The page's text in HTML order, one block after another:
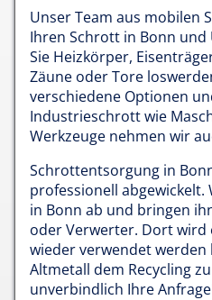
Unser Team aus mobilen
Ihren Schrott in Bonn und
Sie Heizkörper,
Zäune oder Tore
verschiedene Optionen
Industrieschrott wie
Werkzeuge nehmen wir
Schrottentsorgung in
professionell
in Bonn ab und bringen
oder Verwerter. Dort wird
wieder verwendet werden
Altmetall dem Recycling
unverbindlich Ihre